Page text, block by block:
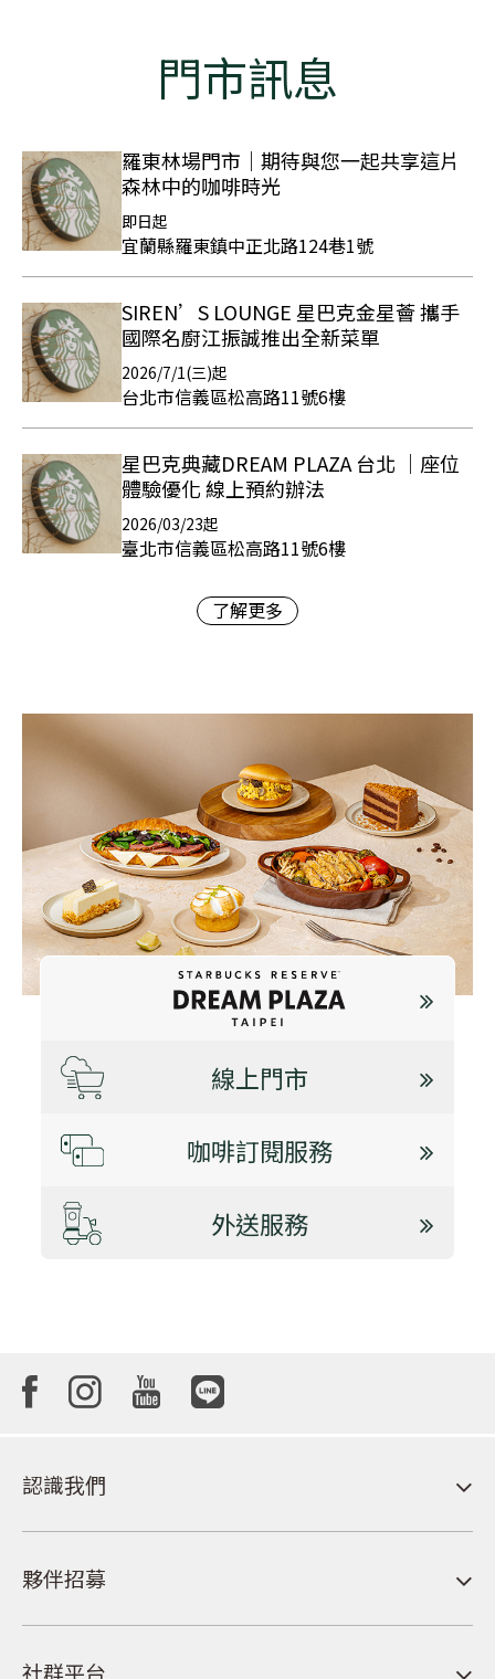
門市訊息
羅東林場門市｜期待與您一起共享這片
森林中的咖啡時光
即日起
宜蘭縣羅東鎮中正北路124巷1號
SIREN’S LOUNGE 星巴克金星薈 攜手
國際名廚江振誠推出全新菜單
2026/7/1(三)起
台北市信義區松高路11號6樓
星巴克典藏DREAM PLAZA 台北 ｜座位
體驗優化 線上預約辦法
2026/03/23起
臺北市信義區松高路11號6樓
了解更多
線上門市
咖啡訂閱服務
外送服務
認識我們
夥伴招募
社群平台